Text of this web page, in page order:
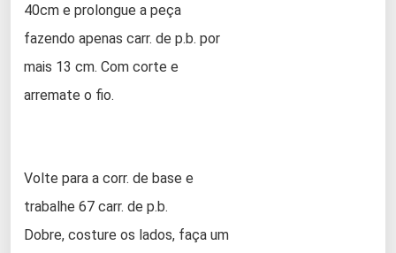
40cm e prolongue a peça
fazendo apenas carr. de p.b. por
mais 13 cm. Com corte e
arremate o fio.
Volte para a corr. de base e
trabalhe 67 carr. de p.b.
Dobre, costure os lados, faça um